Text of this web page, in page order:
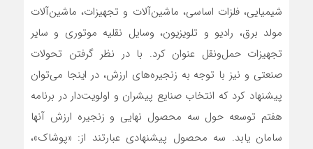
شیمیایی، فلزات اساسی، ماشین‌آلات و تجهیزات، ماشین‌آلات
مولد برق، رادیو و تلویزیون، وسایل نقلیه موتوری و سایر
تجهیزات حمل‌ونقل عنوان کرد. با در نظر گرفتن تحولات
صنعتی و نیز با توجه به زنجیره‌‌‌های ارزش، در اینجا می‌توان
پیشنهاد کرد که انتخاب صنایع پیشران و اولویت‌دار در برنامه
هفتم توسعه حول سه محصول نهایی و زنجیره ارزش آنها
سامان یابد. سه محصول پیشنهادی عبارتند از: «پوشاک»،